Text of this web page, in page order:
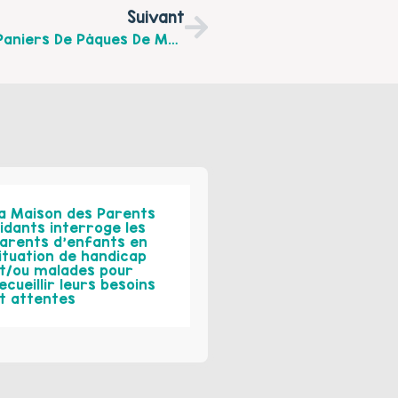
Suivant
Retour En Images Sur La Création Des Paniers De Pâques De Mercredi Dernier! Merci Au Collectif Moi Et Mon Quartier Pour Cette Belle Idée!
Maison des Parents
interroge les
d’enfants en
de handicap
ou malades pour
leurs besoins
attentes